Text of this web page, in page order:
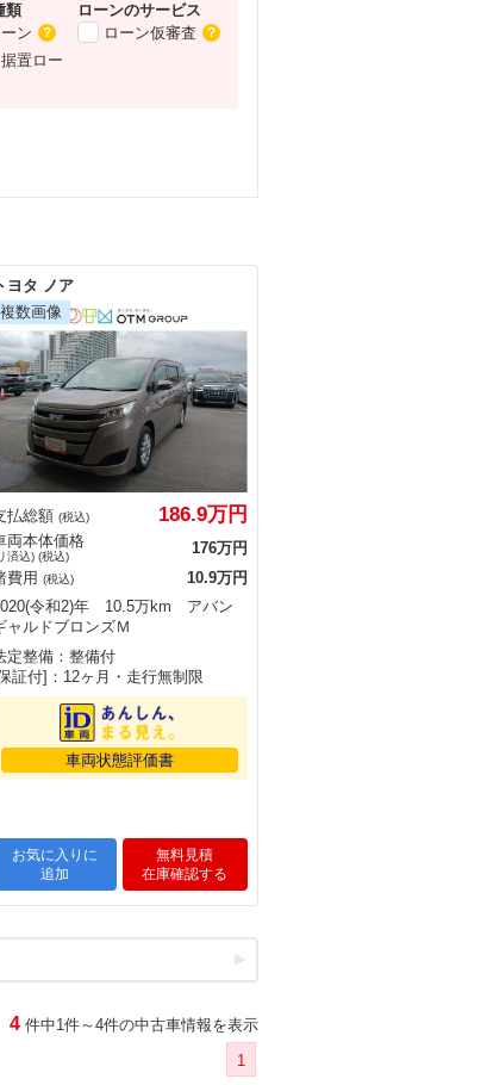
類
ン
？
置ロー
ローンのサービス
ローン仮審査
？
ヨタ ノア
払総額 (税込) 186.9万円
両本体価格
済込) (税込)
176万円
費用 (税込)
10.9万円
令和2)年 10.5万km アバン
ャルドブロンズＭ
定整備：整備付
証付]：12ヶ月・走行無制限
車両状態評価書
お気に入りに
追加
無料見積
在庫確認する
4 件中1件～4件の中古車情報を表示
1